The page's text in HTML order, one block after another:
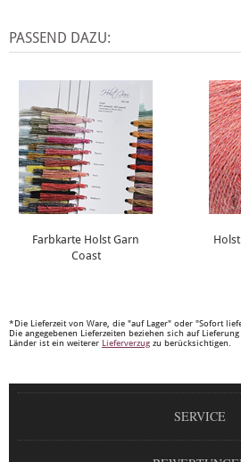
PASSEND DAZU:
Farbkarte Holst Garn
Coast
*Die Lieferzeit von Ware, die "auf Lager" oder "Sofort
Die angegebenen Lieferzeiten beziehen sich auf
Länder ist ein weiterer Lieferverzug zu berücksichtigen.
SERVICE